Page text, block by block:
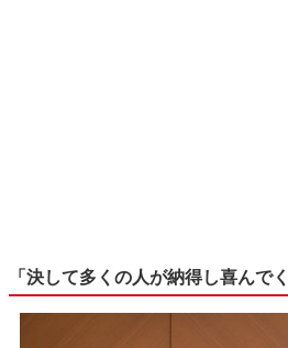
「決して多くの人が納得し喜んで